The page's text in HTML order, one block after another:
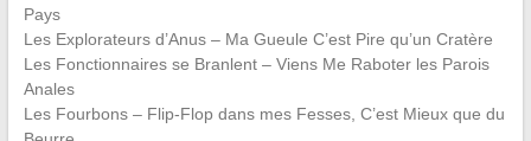
Pays
Les Explorateurs d’Anus – Ma Gueule C’est Pire qu’un Cratère
Les Fonctionnaires se Branlent – Viens Me Raboter les Parois
Anales
Les Fourbons – Flip-Flop dans mes Fesses, C’est Mieux que du